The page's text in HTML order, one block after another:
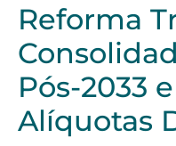
Reforma
Pós-2033
Alíquotas